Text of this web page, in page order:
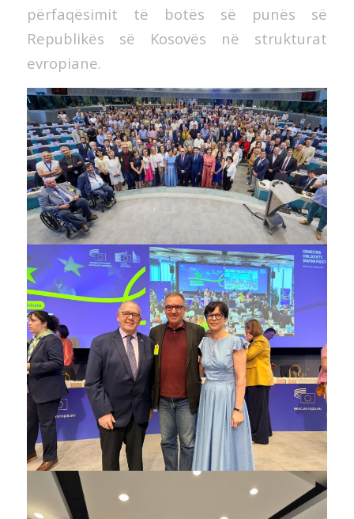
përfaqësimit të botës së punës së
Republikës së Kosovës në strukturat
evropiane.